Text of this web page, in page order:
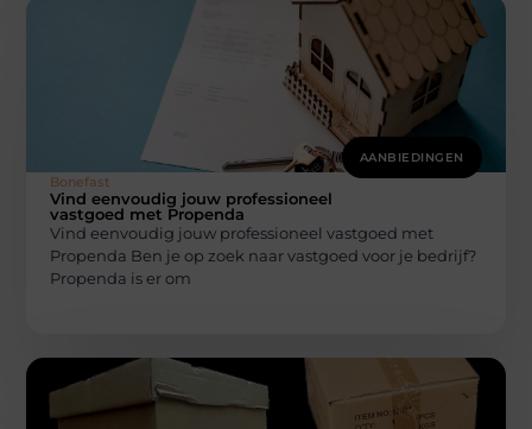
AANBIEDINGEN
Bonefast
Vind eenvoudig jouw professioneel
vastgoed met Propenda
Vind eenvoudig jouw professioneel vastgoed met
Propenda Ben je op zoek naar vastgoed voor je bedrijf?
Propenda is er om